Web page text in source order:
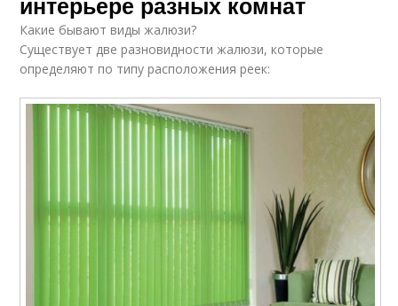
Какие бывают виды жалюзи?
Существует две разновидности жалюзи, которые
определяют по типу расположения реек: